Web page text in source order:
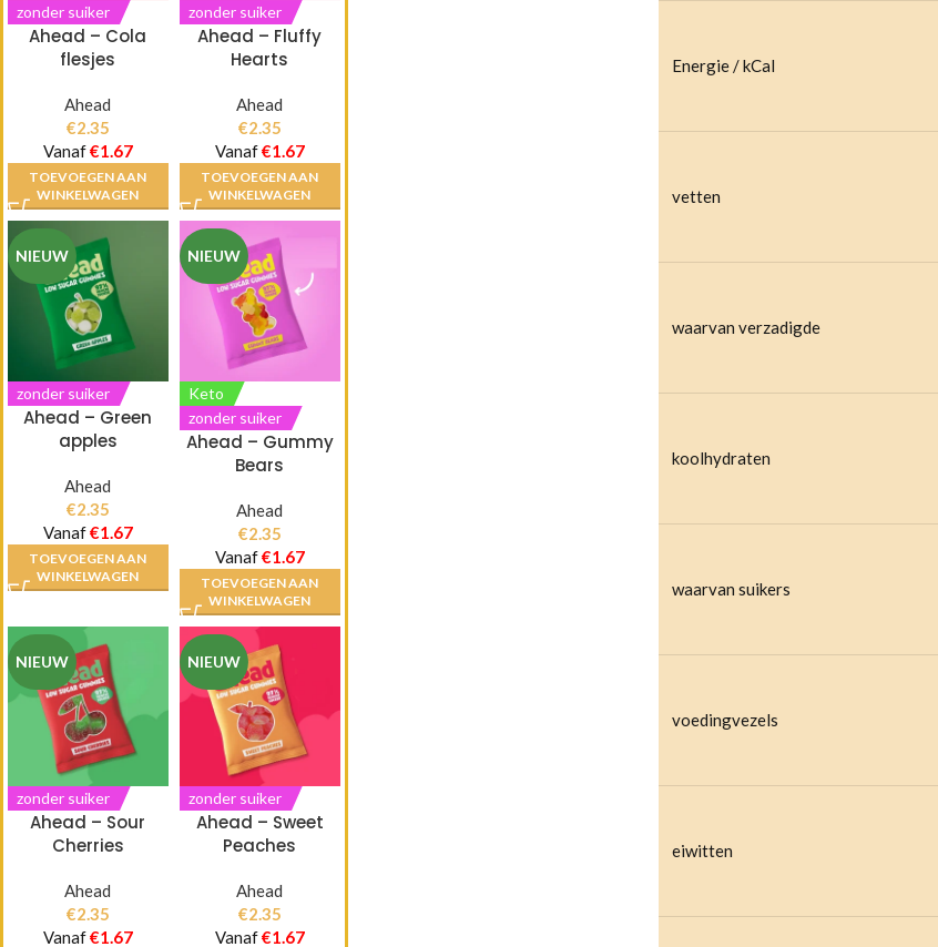
zonder suiker
Ahead – Cola
flesjes
Ahead
€2.35
Vanaf€1.67
TOEVOEGEN AAN
WINKELWAGEN
zonder suiker
Ahead – Fluffy
Hearts
Ahead
€2.35
Vanaf€1.67
TOEVOEGEN AAN
WINKELWAGEN
NIEUW
zonder suiker
Ahead – Green
apples
Ahead
€2.35
Vanaf€1.67
TOEVOEGEN AAN
WINKELWAGEN
NIEUW
Keto
zonder suiker
Ahead – Gummy
Bears
Ahead
€2.35
Vanaf€1.67
TOEVOEGEN AAN
WINKELWAGEN
NIEUW
zonder suiker
Ahead – Sour
Cherries
Ahead
€2.35
Vanaf€1.67
NIEUW
zonder suiker
Ahead – Sweet
Peaches
Ahead
€2.35
Vanaf€1.67
Energie / kCal
vetten
waarvan verzadigde
koolhydraten
waarvan suikers
voedingvezels
eiwitten